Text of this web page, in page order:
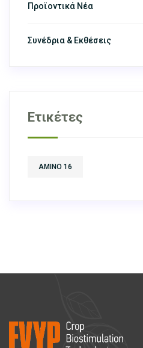
Προϊοντικά Νέα
Συνέδρια & Εκθέσεις
Ετικέτες
AMINO 16